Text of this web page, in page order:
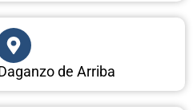
de Arriba